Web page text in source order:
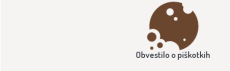
ZDRAVILNA NARAVA SLOVENSKIH GORIC – NARAVA, ZDRAVJE, SKUPNO
Obvestilo o piškotkih